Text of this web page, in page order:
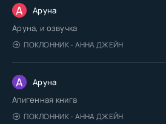
А Аруна
Аруна, и озвучка
ПОКЛОННИК - АННА ДЖЕЙН
А Аруна
Апигенная книга
ПОКЛОННИК - АННА ДЖЕЙН